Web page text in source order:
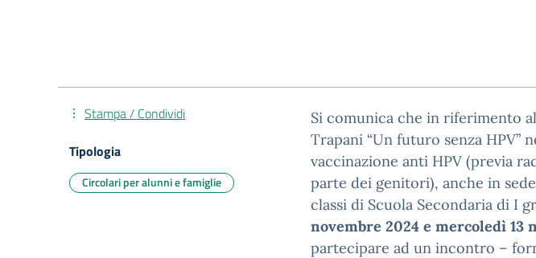
Si comunica che in riferimento
Trapani “Un futuro senza HPV”
vaccinazione anti HPV (previa
parte dei genitori), anche in
classi di Scuola Secondaria di I
novembre 2024 e mercoledì 13
partecipare ad un incontro –
Stampa / Condividi
Tipologia
Circolari per alunni e famiglie